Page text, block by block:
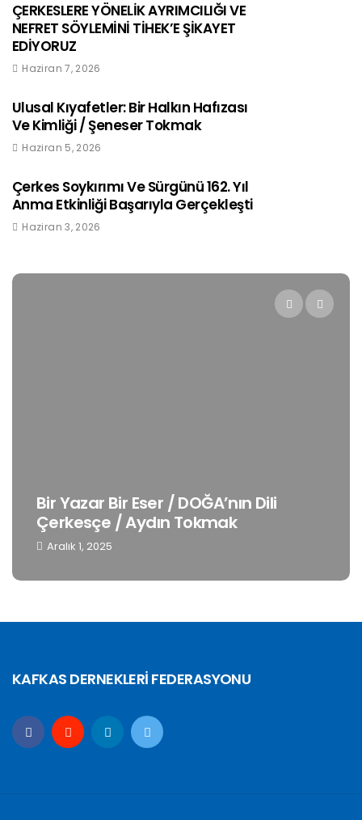
ÇERKESLERE YÖNELİK AYRIMCILIĞI VE
NEFRET SÖYLEMİNİ TİHEK’E ŞİKAYET
EDİYORUZ
Haziran 7, 2026
Ulusal Kıyafetler: Bir Halkın Hafızası
Ve Kimliği / Şeneser Tokmak
Haziran 5, 2026
Çerkes Soykırımı Ve Sürgünü 162. Yıl
Anma Etkinliği Başarıyla Gerçekleşti
Haziran 3, 2026
Bir Yazar Bir Eser / DOĞA’nın Dili
Çerkesçe / Aydın Tokmak
Aralık 1, 2025
KAFKAS DERNEKLERİ FEDERASYONU